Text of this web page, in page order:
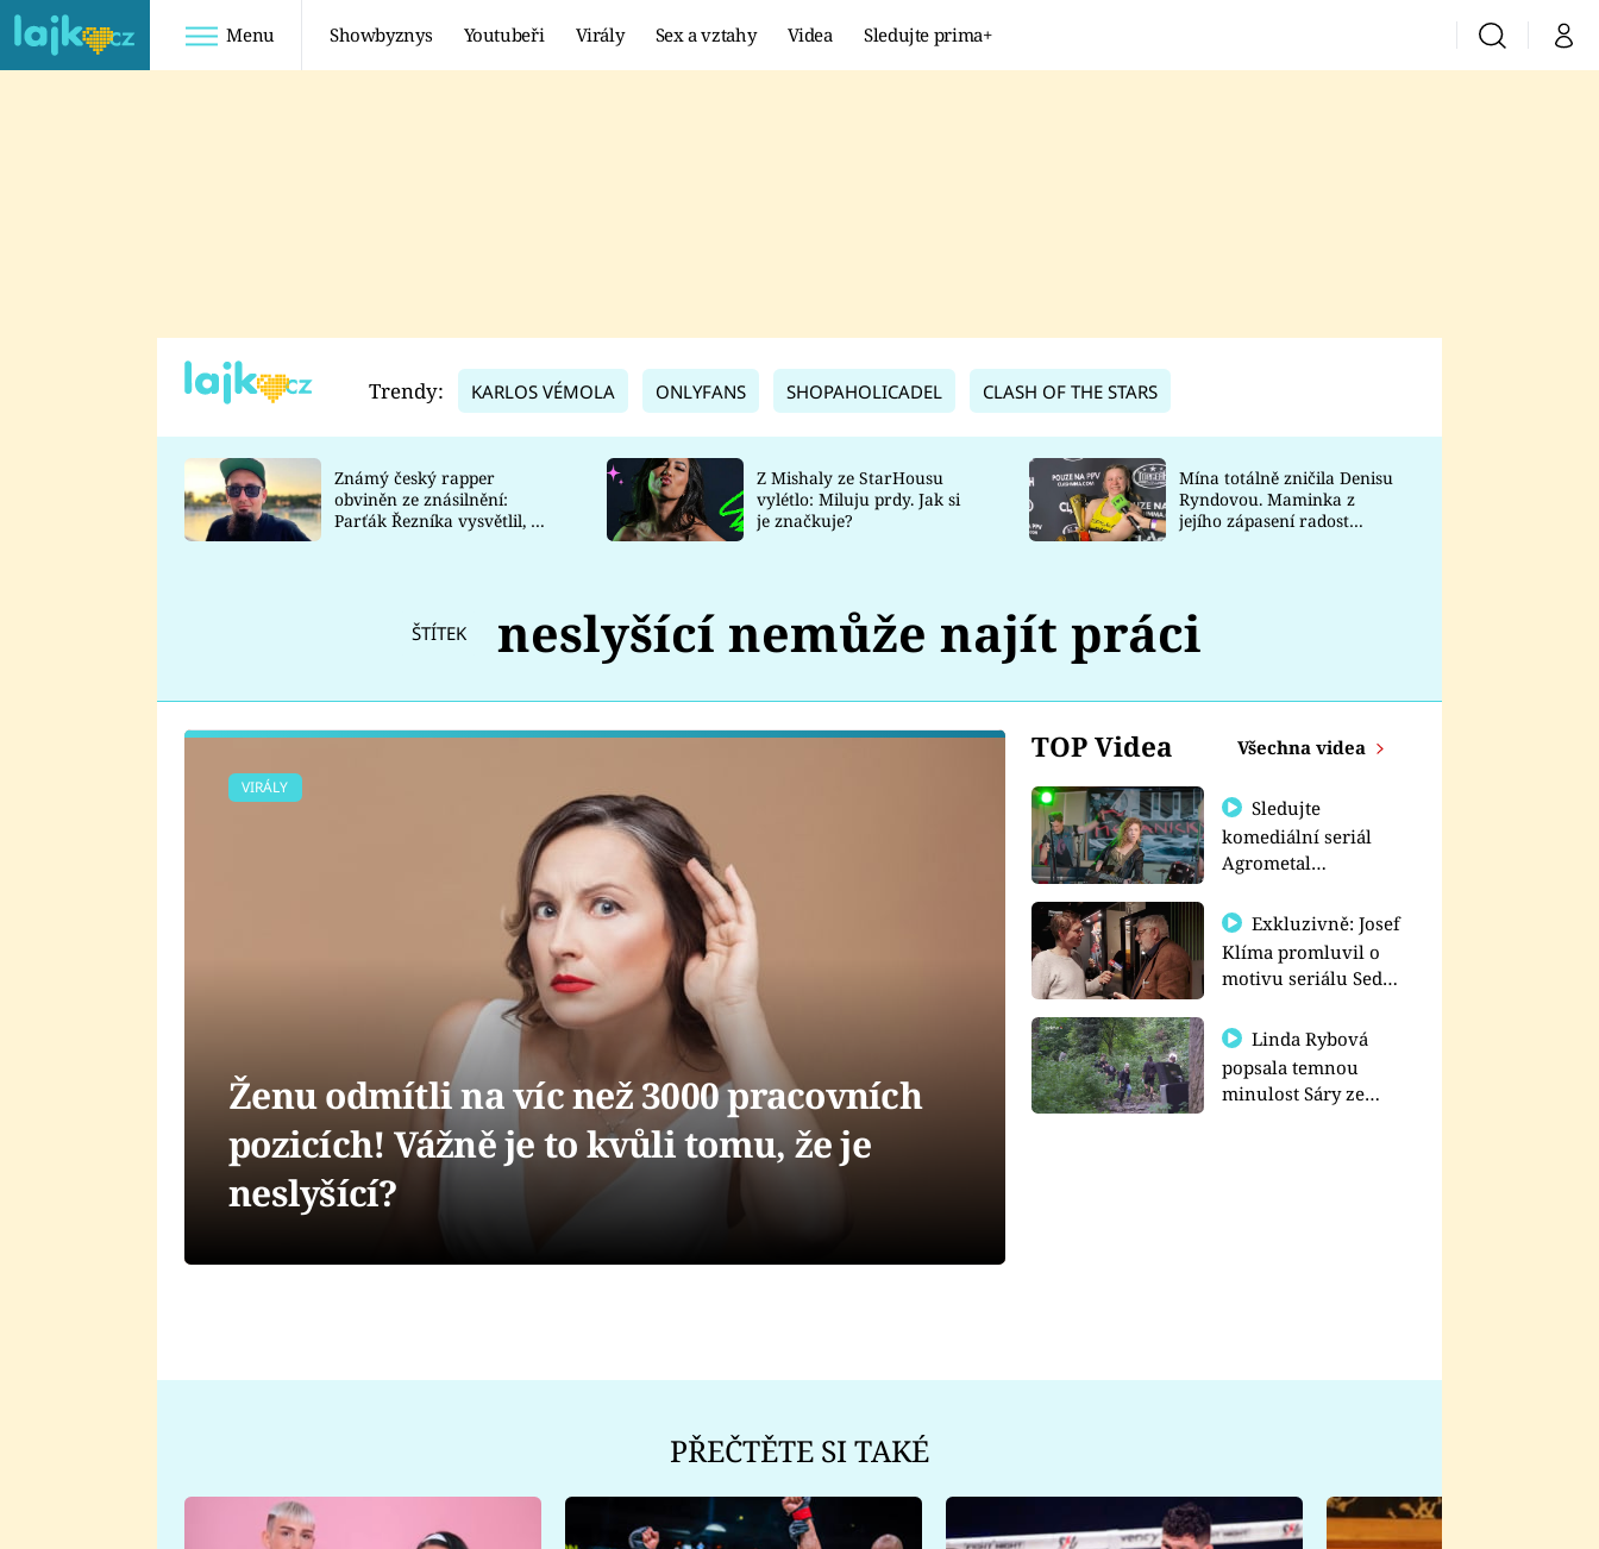
Menu Showbyznys Youtubeři Virály Sex a vztahy Videa Sledujte prima+ VyhledáváníMůj
TADEÁŠ KUBĚNKA
DATEL
Prima Lajk
Sledujte nás
Trendy: KARLOS VÉMOLA ONLYFANS SHOPAHOLICADEL CLASH OF THE STARS
Známý český rapper
obviněn ze znásilnění:
Parťák Řezníka vysvětlil, co
Z Mishaly ze StarHousu
vylétlo: Miluju prdy. Jak si
je značkuje?
Mína totálně zničila Denisu
Ryndovou. Maminka z
jejího zápasení radost
ŠTÍTEK neslyšící nemůže najít práci
TOP Videa Všechna videa
Sledujte
komediální seriál
Agrometal
prima+
Exkluzivně: Josef
Klíma promluvil o
motivu seriálu Sedm
Linda Rybová
popsala temnou
minulost Sáry ze
VIRÁLY
Ženu odmítli na víc než 3000 pracovních
pozicích! Vážně je to kvůli tomu, že je
neslyšící?
PŘEČTĚTE SI TAKÉ